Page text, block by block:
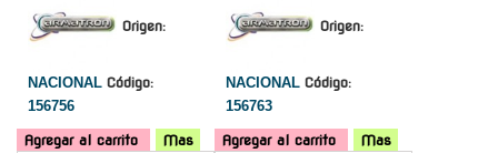
Origen:
NACIONAL Código:
156756
Agregar al carrito Mas
Origen:
NACIONAL Código:
156763
Agregar al carrito
Mas